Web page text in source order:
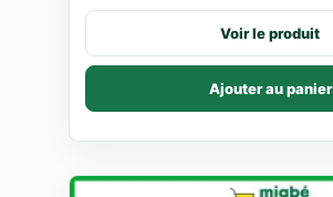
Voir le produit
Ajouter au panier